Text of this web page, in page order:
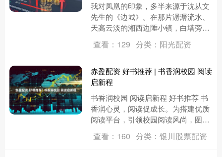
我对凤凰的印象，多半来源于沈从文
先生的《边城》。在那片潺潺流水、
天高云淡的湘西边陲小镇，白塔旁，
面：翠翠——那位灵动而生气勃勃的
查看：129 分类：阳光配资
赤盈配资 好书推荐 | 书香润校园 阅读
启新程
书香润校园 阅读启新程 好书推荐 书
香润心灵，阅读促成长。为搭建优质
阅读平台，引领校园阅读风尚，图书
与获奖经典，整理推出本期好书....
查看：160 分类：银川股票配资